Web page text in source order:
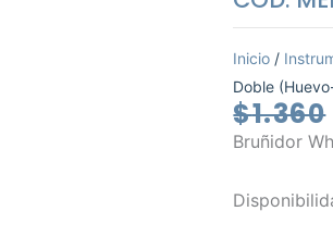
Inicio /
Doble
$1.360
Bruñidor
Bruñidor